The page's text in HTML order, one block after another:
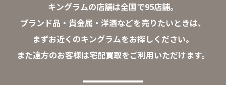
キングラムの店舗は全国で95店舗。
ブランド品・貴金属・洋酒などを売りたいときは、
まずお近くのキングラムをお探しください。
また遠方のお客様は宅配買取をご利用いただけます。